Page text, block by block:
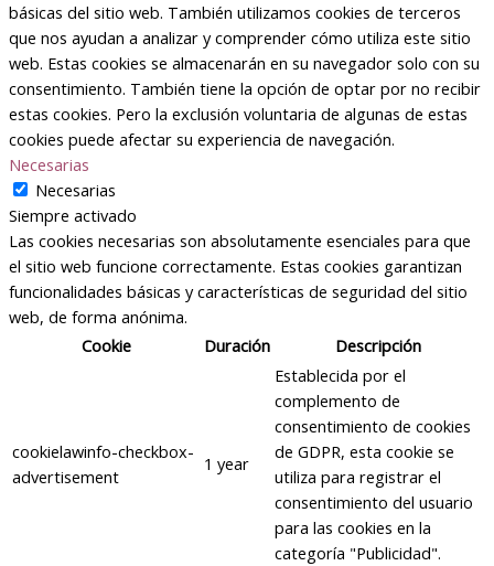
básicas del sitio web. También utilizamos cookies de terceros
que nos ayudan a analizar y comprender cómo utiliza este sitio
web. Estas cookies se almacenarán en su navegador solo con su
consentimiento. También tiene la opción de optar por no recibir
estas cookies. Pero la exclusión voluntaria de algunas de estas
cookies puede afectar su experiencia de navegación.
Necesarias
Necesarias
Siempre activado
Las cookies necesarias son absolutamente esenciales para que
el sitio web funcione correctamente. Estas cookies garantizan
funcionalidades básicas y características de seguridad del sitio
web, de forma anónima.
Cookie
Duración Descripción
cookielawinfo-checkbox-
advertisement
1 year
Establecida por el
complemento de
consentimiento de cookies
de GDPR, esta cookie se
utiliza para registrar el
consentimiento del usuario
para las cookies en la
categoría "Publicidad".